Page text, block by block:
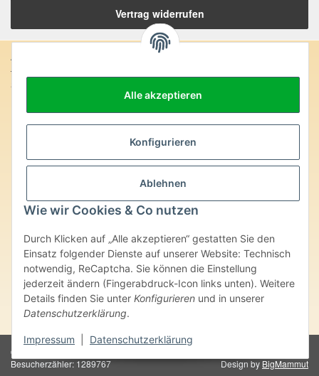
Alle akzeptieren
Konfigurieren
Ablehnen
Wie wir Cookies & Co nutzen
Durch Klicken auf „Alle akzeptieren“ gestatten Sie den
Einsatz folgender Dienste auf unserer Website: Technisch
notwendig, ReCaptcha. Sie können die Einstellung
jederzeit ändern (Fingerabdruck-Icon links unten). Weitere
Details finden Sie unter Konfigurieren und in unserer
Datenschutzerklärung.
Impressum Datenschutzerklärung
Vertrag widerrufen
Anschrift:
SteinZeitOase
Uhlandstr. 7
D-75391 Gechingen
Edelsteine und Mineralien werden im esoterischen Bereich
besondere Kräfte und Eigenschaften zugeordnet. Wir weisen
ausdrücklich darauf hin, dass alle gemachten Aussagen bzgl.
heilender Wirkungen (körperlich-seelisch-mental-geistig) einzelner
überlassenen Unterlagen bisher weder medizinisch anerkannt oder
wissenschaftlich nachweisbar sind. Die gemachten Angaben
beruhen ausschließlich auf Überlieferungen und langjähriger
Erfahrung. Unsere Produkte ersetzen nie den Besuch beim Arzt
oder Heilpraktiker und sind auch kein Medikamentenersatz. Auch
stellen unsere Angaben im ärztlichen Sinne keine Diagnose- oder
Therapieform dar.
© Karin Philippin - SteinZeitOase
Besucherzähler: 1289767
Design by BigMammut